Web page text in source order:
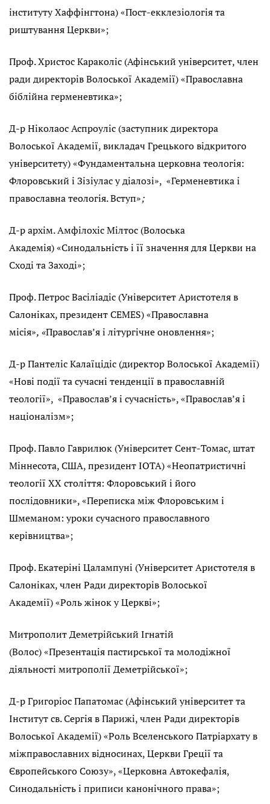
інституту Хаффінгтона) «Пост-екклезіологія та
риштування Церкви»;
Проф. Христос Караколіс (Афінський університет, член
ради директорів Волоської Академії) «Православна
біблійна герменевтика»;
Д-р Ніколаос Аспроуліс (заступник директора
Волоської Академії, викладач Грецького відкритого
університету) «Фундаментальна церковна теологія:
Флоровський і Зізіулас у діалозі», «Герменевтика і
православна теологія. Вступ»;
Д-р архім. Амфілохіс Мілтос (Волоська
Академія) «Синодальність і її значення для Церкви на
Сході та Заході»;
Проф. Петрос Васіліадіс (Університет Аристотеля в
Салоніках, президент CEMES) «Православна
місія», «Православ’я і літургічне оновлення»;
Д-р Пантеліс Калаїцідіс (директор Волоської Академії)
«Нові події та сучасні тенденції в православній
теології», «Православ’я і сучасність», «Православ’я і
націоналізм»;
Проф. Павло Гаврилюк (Університет Сент-Томас, штат
Міннесота, США, президент IOTA) «Неопатристичні
теології ХХ століття: Флоровський і його
послідовники», «Переписка між Флоровським і
Шмеманом: уроки сучасного православного
керівництва»;
Проф. Екатеріні Цалампуні (Університет Аристотеля в
Салоніках, член Ради директорів Волоської
Академії) «Роль жінок у Церкві»;
Митрополит Деметрійський Ігнатій
(Волос) «Презентація пастирської та молодіжної
діяльності митрополії Деметрійської»;
Д-р Григоріос Папатомас (Афінський університет та
Інститут св. Сергія в Парижі, член Ради директорів
Волоської Академії) «Роль Вселенського Патріархату в
міжправославних відносинах, Церкви Греції та
Європейського Союзу», «Церковна Автокефалія,
Синодальність і приписи канонічного права»;